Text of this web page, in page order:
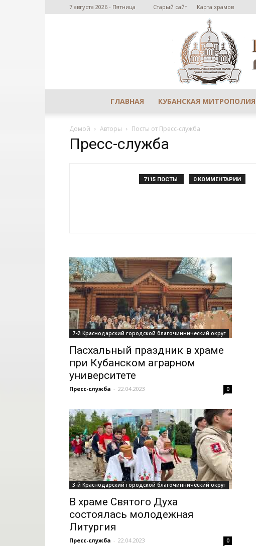
7 августа 2026 - Пятница Старый сайт Карта храмов
ГЛАВНАЯ КУБАНСКАЯ МИТРОПОЛИЯ
Домой Авторы Посты от Пресс-служба
Пресс-служба
7115 ПОСТЫ 0 КОММЕНТАРИИ
7-й Краснодарский городской благочиннический округ
Пасхальный праздник в храме
при Кубанском аграрном
университете
Пресс-служба - 22.04.2023 0
3-й Краснодарский городской благочиннический округ
В храме Святого Духа
состоялась молодежная
Литургия
Пресс-служба - 22.04.2023 0